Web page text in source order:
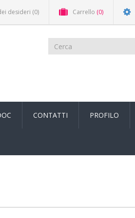
desideri (0) Carrello (0)
CONTATTI PROFILO